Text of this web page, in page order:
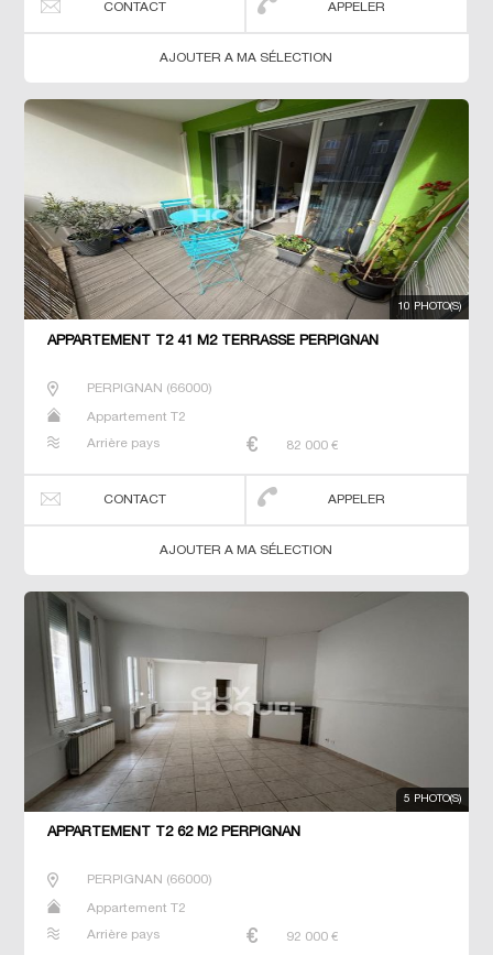
CONTACT APPELER
AJOUTER A MA SÉLECTION
10 PHOTO(S)
APPARTEMENT T2 41 M2 TERRASSE PERPIGNAN
PERPIGNAN (66000)
Appartement T2
Arrière pays 82 000 €
CONTACT APPELER
AJOUTER A MA SÉLECTION
5 PHOTO(S)
APPARTEMENT T2 62 M2 PERPIGNAN
PERPIGNAN (66000)
Appartement T2
Arrière pays 92 000 €